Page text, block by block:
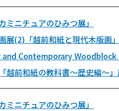
ミニチュアのひみつ展」
展(2)「越前和紙と現代木版画」
and Contemporary
越前和紙の教科書～歴史編～
ミニチュアのひみつ展」